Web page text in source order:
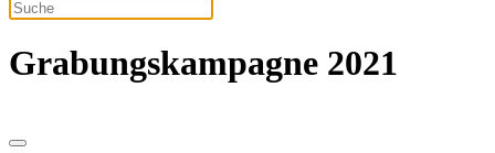
Grabungskampagne 2021